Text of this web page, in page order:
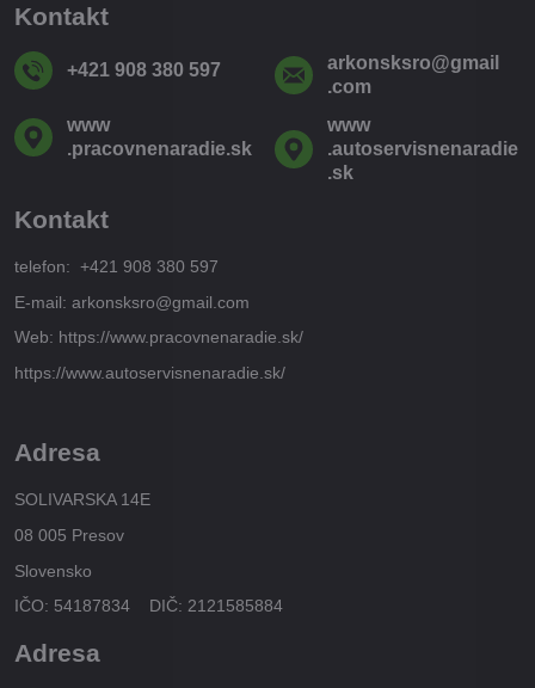
Kontakt
+421 908 380 597
arkonsksro​@gmail​
.com
www​
.pracovnenaradie​.sk
www​
.autoservisnenaradie​
.sk
Kontakt
telefon: +421 908 380 597
E-mail: arkonsksro@gmail.com
Web: https://www.pracovnenaradie.sk/
https://www.autoservisnenaradie.sk/
Adresa
SOLIVARSKA 14E
08 005 Presov
Slovensko
IČO: 54187834 DIČ: 2121585884
Adresa